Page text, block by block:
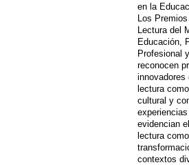
en la
Los
Lectura del
Educación,
Profesional
reconocen
innovadores
lectura
cultural y
evidencian
lectura
contextos